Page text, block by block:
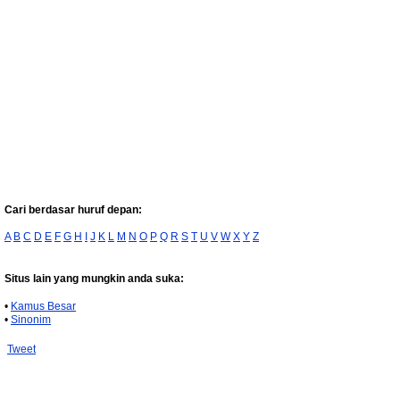
Cari berdasar huruf depan:
A B C D E F G H J K L M N O P Q R S T U V W X Y Z
Situs lain yang mungkin anda suka:
• Kamus Besar
• Sinonim
Tweet